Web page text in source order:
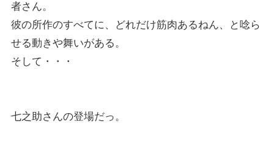
者さん。
彼の所作のすべてに、どれだけ筋肉あるねん、と唸ら
せる動きや舞いがある。
そして・・・
七之助さんの登場だっ。